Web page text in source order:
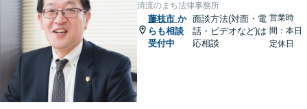
清流のまち法律事務所
藤枝市 か
らも相談
受付中
面談方法(対面・電
話・ビデオなど)は
応相談
営業時
間：本日
定休日